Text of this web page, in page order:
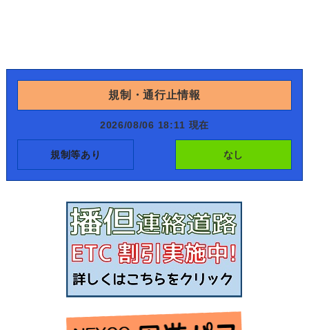
規制・通行止情報
2026/08/06 18:11 現在
規制等あり なし